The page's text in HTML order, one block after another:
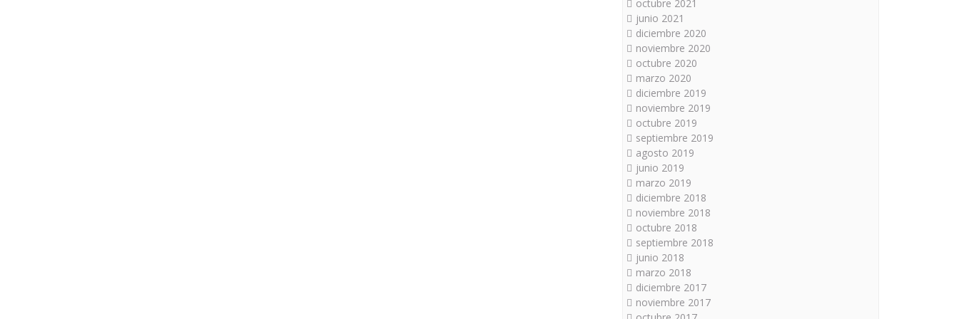
octubre 2021
junio 2021
diciembre 2020
noviembre 2020
octubre 2020
marzo 2020
diciembre 2019
noviembre 2019
octubre 2019
septiembre 2019
agosto 2019
junio 2019
marzo 2019
diciembre 2018
noviembre 2018
octubre 2018
septiembre 2018
junio 2018
marzo 2018
diciembre 2017
noviembre 2017